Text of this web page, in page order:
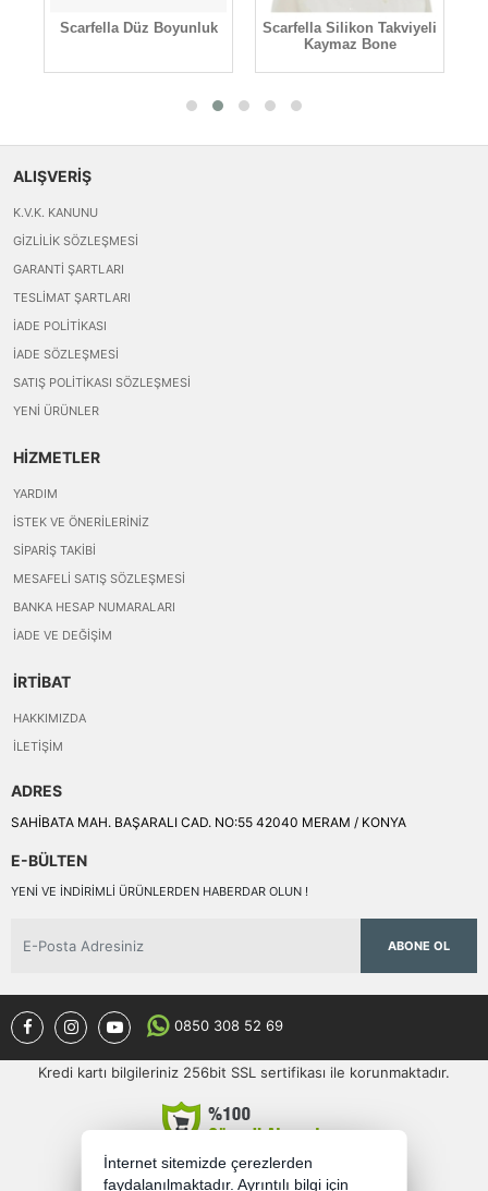
Scarfella Düz Boyunluk
Scarfella Silikon Takviyeli
Kaymaz Bone
ALIŞVERİŞ
K.V.K. KANUNU
GIZLILIK SÖZLEŞMESI
GARANTI ŞARTLARI
TESLIMAT ŞARTLARI
İADE POLITIKASI
İADE SÖZLEŞMESI
SATIŞ POLITIKASI SÖZLEŞMESI
YENI ÜRÜNLER
HİZMETLER
YARDIM
İSTEK VE ÖNERILERINIZ
SIPARIŞ TAKIBI
MESAFELI SATIŞ SÖZLEŞMESI
BANKA HESAP NUMARALARI
İADE VE DEĞIŞIM
İRTİBAT
HAKKIMIZDA
İLETIŞIM
ADRES
SAHİBATA MAH. BAŞARALI CAD. NO:55 42040 MERAM / KONYA
E-BÜLTEN
YENI VE INDIRIMLI ÜRÜNLERDEN HABERDAR OLUN !
ABONE OL
0850 308 52 69
Kredi kartı bilgileriniz 256bit SSL sertifikası ile korunmaktadır.
İnternet sitemizde çerezlerden
faydalanılmaktadır. Ayrıntılı bilgi için